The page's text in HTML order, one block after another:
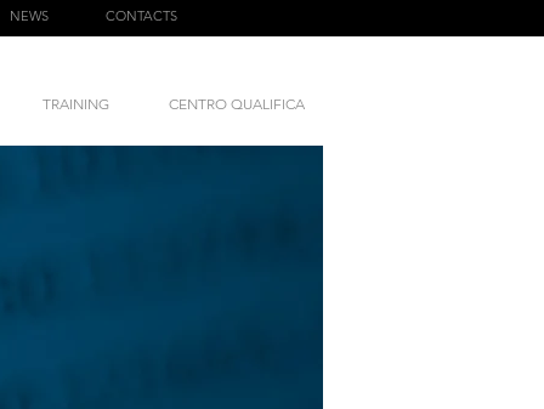
NEWS CONTACTS
TRAINING CENTRO QUALIFICA